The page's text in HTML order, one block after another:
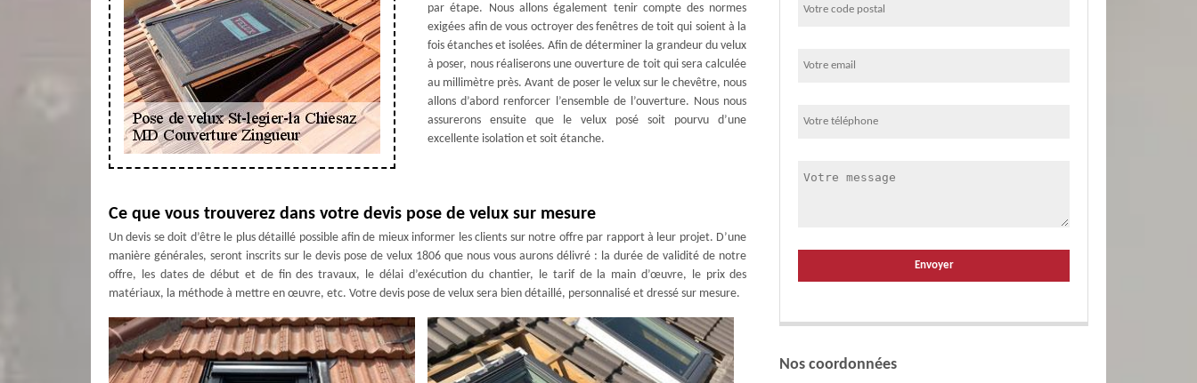
par étape. Nous allons également tenir compte des normes
exigées afin de vous octroyer des fenêtres de toit qui soient à la
fois étanches et isolées. Afin de déterminer la grandeur du velux
à poser, nous réaliserons une ouverture de toit qui sera calculée
au millimètre près. Avant de poser le velux sur le chevêtre, nous
allons d’abord renforcer l’ensemble de l’ouverture. Nous nous
assurerons ensuite que le velux posé soit pourvu d’une
excellente isolation et soit étanche.
Ce que vous trouverez dans votre devis pose de velux sur mesure
Un devis se doit d’être le plus détaillé possible afin de mieux informer les clients sur notre offre par rapport à leur projet. D’une
manière générales, seront inscrits sur le devis pose de velux 1806 que nous vous aurons délivré : la durée de validité de notre
offre, les dates de début et de fin des travaux, le délai d’exécution du chantier, le tarif de la main d’œuvre, le prix des
matériaux, la méthode à mettre en œuvre, etc. Votre devis pose de velux sera bien détaillé, personnalisé et dressé sur mesure.
Nos coordonnées